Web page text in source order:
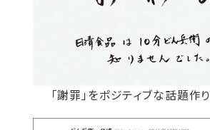
「謝罪」をポジティブな話題作